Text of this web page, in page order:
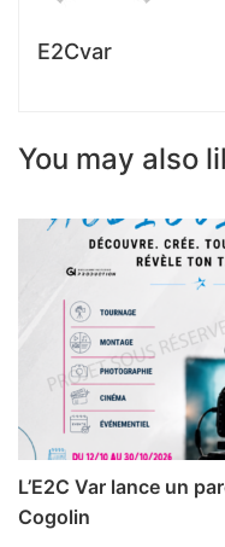
E2Cvar
You may also
L’E2C Var lance un
Cogolin